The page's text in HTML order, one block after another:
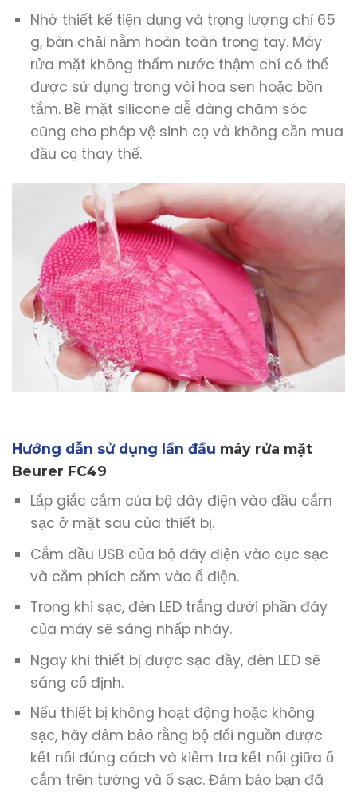
Nhờ thiết kế tiện dụng và trọng lượng chỉ 65
g, bàn chải nằm hoàn toàn trong tay. Máy
rửa mặt không thấm nước thậm chí có thể
được sử dụng trong vòi hoa sen hoặc bồn
tắm. Bề mặt silicone dễ dàng chăm sóc
cũng cho phép vệ sinh cọ và không cần mua
đầu cọ thay thế.
Hướng dẫn sử dụng lần đầu máy rửa mặt
Beurer FC49
Lắp giắc cắm của bộ dây điện vào đầu cắm
sạc ở mặt sau của thiết bị.
Cắm đầu USB của bộ dây điện vào cục sạc
và cắm phích cắm vào ổ điện.
Trong khi sạc, đèn LED trắng dưới phần đáy
của máy sẽ sáng nhấp nháy.
Ngay khi thiết bị được sạc đầy, đèn LED sẽ
sáng cố định.
Nếu thiết bị không hoạt động hoặc không
sạc, hãy đảm bảo rằng bộ đổi nguồn được
kết nối đúng cách và kiểm tra kết nối giữa ổ
cắm trên tường và ổ sạc. Đảm bảo bạn đã